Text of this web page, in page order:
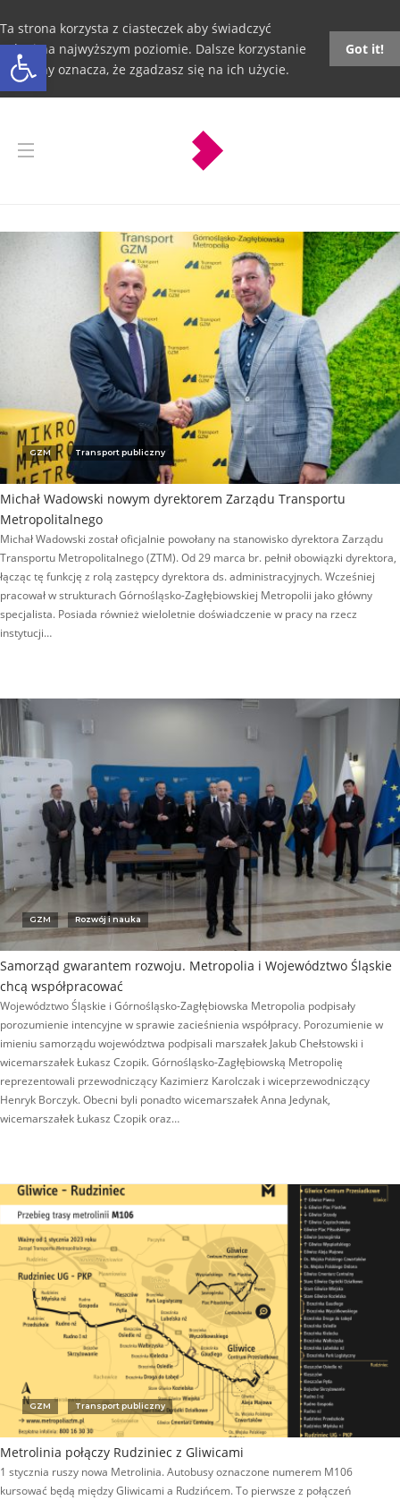
Otwórz pasek narzędzi
Ta strona korzysta z ciasteczek aby świadczyć
usługi na najwyższym poziomie. Dalsze korzystanie
ze strony oznacza, że zgadzasz się na ich użycie.
Got it!
GZM Transport publiczny
Michał Wadowski nowym dyrektorem Zarządu Transportu
Metropolitalnego
Michał Wadowski został oficjalnie powołany na stanowisko dyrektora Zarządu
Transportu Metropolitalnego (ZTM). Od 29 marca br. pełnił obowiązki dyrektora,
łącząc tę funkcję z rolą zastępcy dyrektora ds. administracyjnych. Wcześniej
pracował w strukturach Górnośląsko-Zagłębiowskiej Metropolii jako główny
specjalista. Posiada również wieloletnie doświadczenie w pracy na rzecz
instytucji…
GZM Rozwój i nauka
Samorząd gwarantem rozwoju. Metropolia i Województwo Śląskie
chcą współpracować
Województwo Śląskie i Górnośląsko-Zagłębiowska Metropolia podpisały
porozumienie intencyjne w sprawie zacieśnienia współpracy. Porozumienie w
imieniu samorządu województwa podpisali marszałek Jakub Chełstowski i
wicemarszałek Łukasz Czopik. Górnośląsko-Zagłębiowską Metropolię
reprezentowali przewodniczący Kazimierz Karolczak i wiceprzewodniczący
Henryk Borczyk. Obecni byli ponadto wicemarszałek Anna Jedynak,
wicemarszałek Łukasz Czopik oraz…
GZM Transport publiczny
Metrolinia połączy Rudziniec z Gliwicami
1 stycznia ruszy nowa Metrolinia. Autobusy oznaczone numerem M106
kursować będą między Gliwicami a Rudzińcem. To pierwsze z połączeń